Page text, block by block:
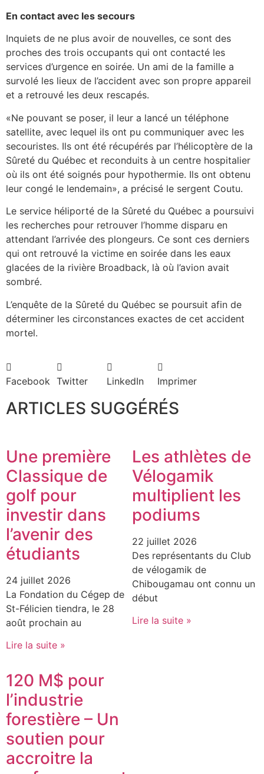
En contact avec les secours
Inquiets de ne plus avoir de nouvelles, ce sont des
proches des trois occupants qui ont contacté les
services d’urgence en soirée. Un ami de la famille a
survolé les lieux de l’accident avec son propre appareil
et a retrouvé les deux rescapés.
«Ne pouvant se poser, il leur a lancé un téléphone
satellite, avec lequel ils ont pu communiquer avec les
secouristes. Ils ont été récupérés par l’hélicoptère de la
Sûreté du Québec et reconduits à un centre hospitalier
où ils ont été soignés pour hypothermie. Ils ont obtenu
leur congé le lendemain», a précisé le sergent Coutu.
Le service héliporté de la Sûreté du Québec a poursuivi
les recherches pour retrouver l’homme disparu en
attendant l’arrivée des plongeurs. Ce sont ces derniers
qui ont retrouvé la victime en soirée dans les eaux
glacées de la rivière Broadback, là où l’avion avait
sombré.
L’enquête de la Sûreté du Québec se poursuit afin de
déterminer les circonstances exactes de cet accident
mortel.
Facebook Twitter LinkedIn Imprimer
ARTICLES SUGGÉRÉS
Une première
Classique de
golf pour
investir dans
l’avenir des
étudiants
24 juillet 2026
La Fondation du Cégep de
St-Félicien tiendra, le 28
août prochain au
Lire la suite »
Les athlètes de
Vélogamik
multiplient les
podiums
22 juillet 2026
Des représentants du Club
de vélogamik de
Chibougamau ont connu un
début
Lire la suite »
120 M$ pour
l’industrie
forestière – Un
soutien pour
accroitre la